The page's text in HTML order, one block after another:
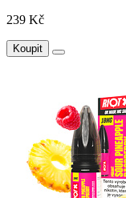
239 Kč
Koupit